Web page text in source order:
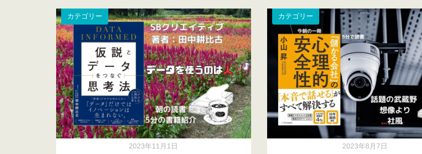
カテゴリー
2023年11月1日
カテゴリー
2023年8月7日